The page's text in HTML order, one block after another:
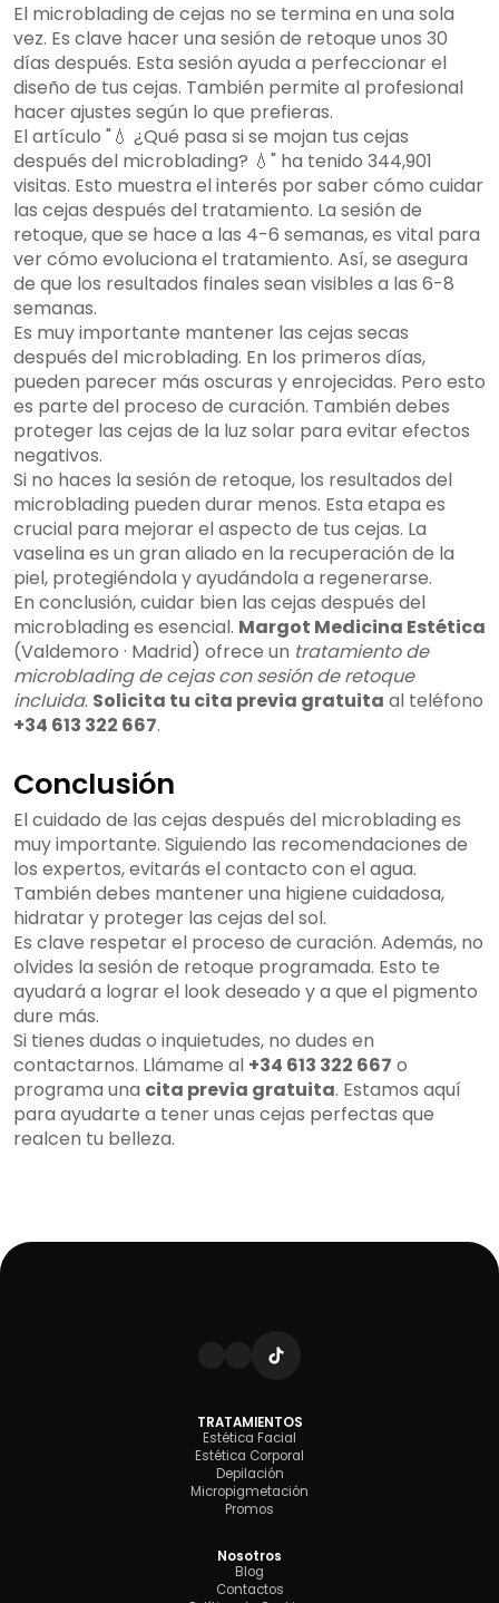
El microblading de cejas no se termina en una sola
vez. Es clave hacer una sesión de retoque unos 30
días después. Esta sesión ayuda a perfeccionar el
diseño de tus cejas. También permite al profesional
hacer ajustes según lo que prefieras.
El artículo "💧 ¿Qué pasa si se mojan tus cejas
después del microblading? 💧" ha tenido 344,901
visitas. Esto muestra el interés por saber cómo cuidar
las cejas después del tratamiento. La sesión de
retoque, que se hace a las 4-6 semanas, es vital para
ver cómo evoluciona el tratamiento. Así, se asegura
de que los resultados finales sean visibles a las 6-8
semanas.
Es muy importante mantener las cejas secas
después del microblading. En los primeros días,
pueden parecer más oscuras y enrojecidas. Pero esto
es parte del proceso de curación. También debes
proteger las cejas de la luz solar para evitar efectos
negativos.
Si no haces la sesión de retoque, los resultados del
microblading pueden durar menos. Esta etapa es
crucial para mejorar el aspecto de tus cejas. La
vaselina es un gran aliado en la recuperación de la
piel, protegiéndola y ayudándola a regenerarse.
En conclusión, cuidar bien las cejas después del
microblading es esencial. Margot Medicina Estética
(Valdemoro · Madrid) ofrece un tratamiento de
microblading de cejas con sesión de retoque
incluida. Solicita tu cita previa gratuita al teléfono
+34 613 322 667.
Conclusión
El cuidado de las cejas después del microblading es
muy importante. Siguiendo las recomendaciones de
los expertos, evitarás el contacto con el agua.
También debes mantener una higiene cuidadosa,
hidratar y proteger las cejas del sol.
Es clave respetar el proceso de curación. Además, no
olvides la sesión de retoque programada. Esto te
ayudará a lograr el look deseado y a que el pigmento
dure más.
Si tienes dudas o inquietudes, no dudes en
contactarnos. Llámame al +34 613 322 667 o
programa una cita previa gratuita. Estamos aquí
para ayudarte a tener unas cejas perfectas que
realcen tu belleza.
TRATAMIENTOS
Estética Facial
Estética Corporal
Depilación
Micropigmetación
Promos
Nosotros
Blog
Contactos